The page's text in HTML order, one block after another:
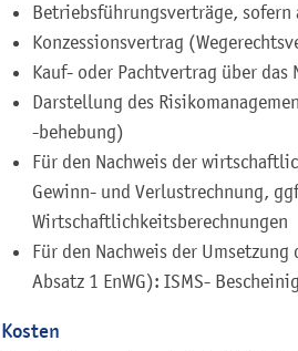
Betriebsführungsverträge, sofern
Konzessionsvertrag
Kauf- oder Pachtvertrag über das
Darstellung des
-behebung)
Für den Nachweis der
Gewinn- und Verlustrechnung,
Wirtschaftlichkeitsberechnungen
Für den Nachweis der
Absatz 1 EnWG): ISMS-
Kosten